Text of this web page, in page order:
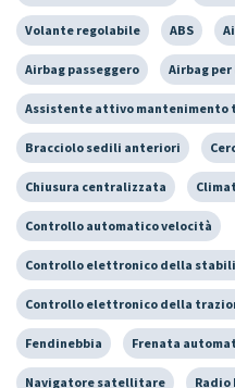
Volante regolabile ABS
Airbag passeggero Airbag
Assistente attivo
Bracciolo sedili anteriori
Chiusura centralizzata
Controllo automatico velocità
Controllo elettronico della
Controllo elettronico della
Fendinebbia Frenata
Navigatore satellitare Radio